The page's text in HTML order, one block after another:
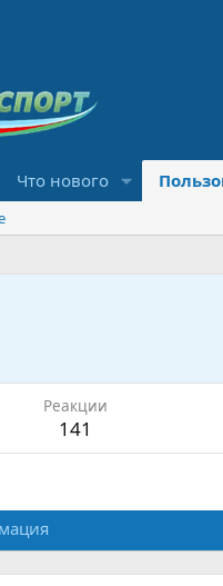
Что нового
Реакции
141